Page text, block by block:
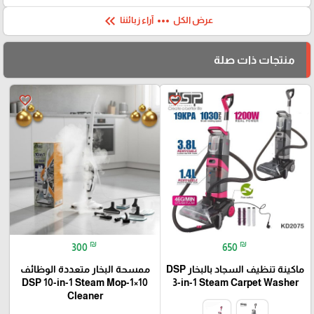
عرض الكل more_horiz آراء زبائننا keyboard_double_arrow_left
منتجات ذات صلة
favorite_border
650 ₪
ماكينة تنظيف السجاد بالبخار DSP
3-in-1 Steam Carpet Washer
favorite_border
300 ₪
ممسحة البخار متعددة الوظائف
10×1-DSP 10-in-1 Steam Mop
Cleaner